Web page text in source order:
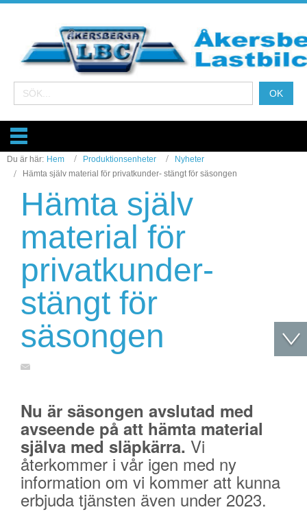
Du är här: Hem Produktionsenheter
Nyheter
Hämta själv material för privatkunder- stängt för säsongen
Hämta själv
material för
privatkunder-
stängt för
säsongen
Nu är säsongen avslutad med
avseende på att hämta material
själva med släpkärra. Vi
återkommer i vår igen med ny
information om vi kommer att kunna
erbjuda tjänsten även under 2023.